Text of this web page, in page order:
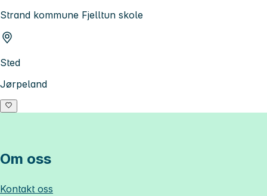
Strand kommune Fjelltun skole
Sted
Jørpeland
Om oss
Kontakt oss